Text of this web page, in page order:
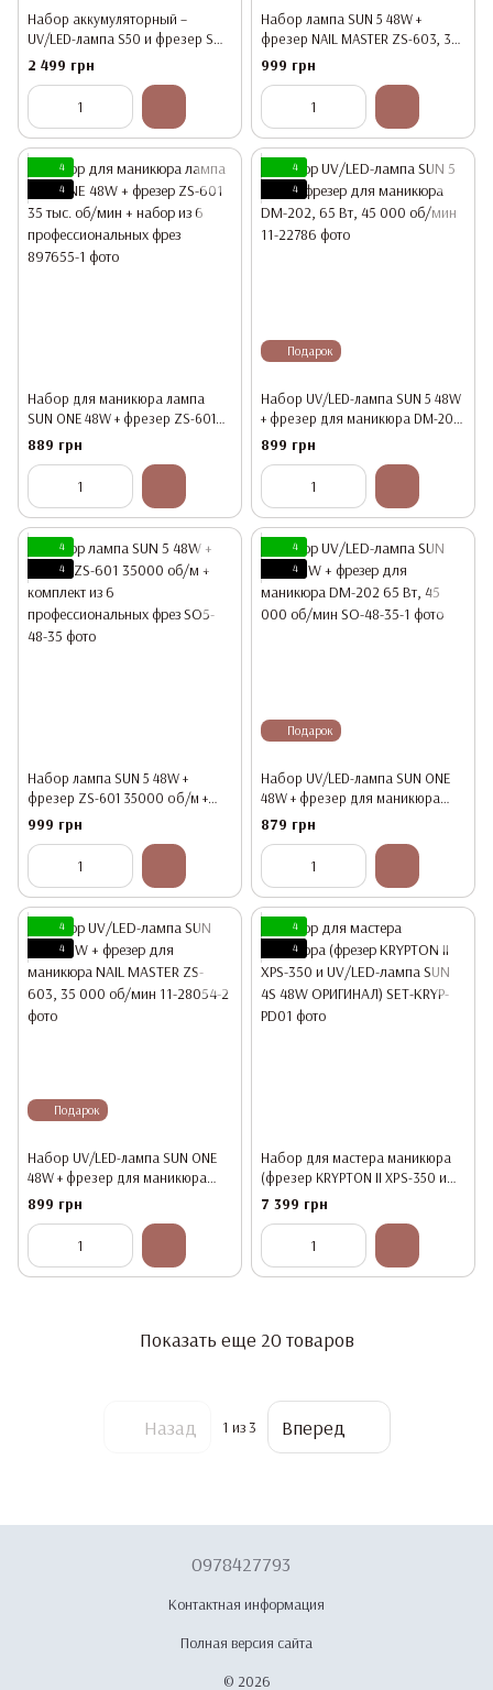
Набор аккумуляторный –
UV/LED-лампа S50 и фрезер SG
801
2 499 грн
Набор лампа SUN 5 48W +
фрезер NAIL MASTER ZS-603, 35
Вт, 35 000 об/мин
999 грн
4
4
Набор для маникюра лампа
SUN ONE 48W + фрезер ZS-601
35 тыс. об/мин + набор из 6
профессиональных фрез
889 грн
Подарок
4
4
Набор UV/LED-лампа SUN 5 48W
+ фрезер для маникюра DM-202,
65 Вт, 45 000 об/мин
899 грн
4
4
Набор лампа SUN 5 48W +
фрезер ZS-601 35000 об/м +
комплект из 6
профессиональных фрез
999 грн
Подарок
4
4
Набор UV/LED-лампа SUN ONE
48W + фрезер для маникюра
DM-202 65 Вт, 45 000 об/мин
879 грн
Подарок
4
4
Набор UV/LED-лампа SUN ONE
48W + фрезер для маникюра
NAIL MASTER ZS-603, 35 000 об/
899 грн
4
4
Набор для мастера маникюра
(фрезер KRYPTON II XPS-350 и
UV/LED-лампа SUN 4S 48W
ОРИГИНАЛ)
7 399 грн
Показать еще 20 товаров
Назад 1 из 3 Вперед
0978427793
Контактная информация
Полная версия сайта
© 2026